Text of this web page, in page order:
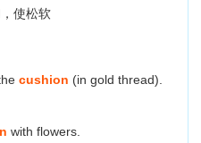
使松软
cushion (in gold thread).
with flowers.